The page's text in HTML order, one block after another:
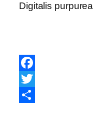
Digitalis
Facebook
Twitter